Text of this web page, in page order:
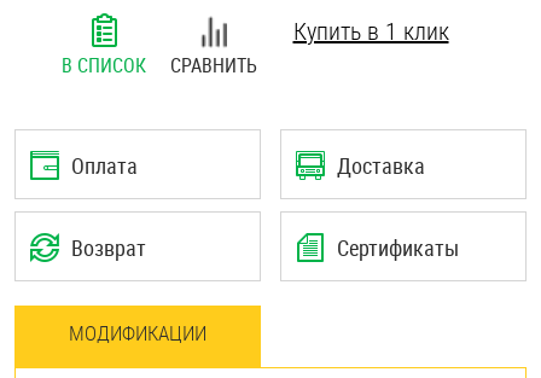
В СПИСОК СРАВНИТЬ
Купить в 1 клик
Оплата Доставка
Возврат Сертификаты
МОДИФИКАЦИИ